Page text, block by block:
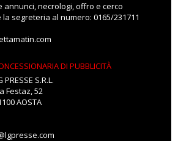
annunci, necrologi, offro e cerco
segreteria al numero: 0165/231711
DI PUBBLICITÀ
PRESSE S.R.L.
Festaz, 52
AOSTA